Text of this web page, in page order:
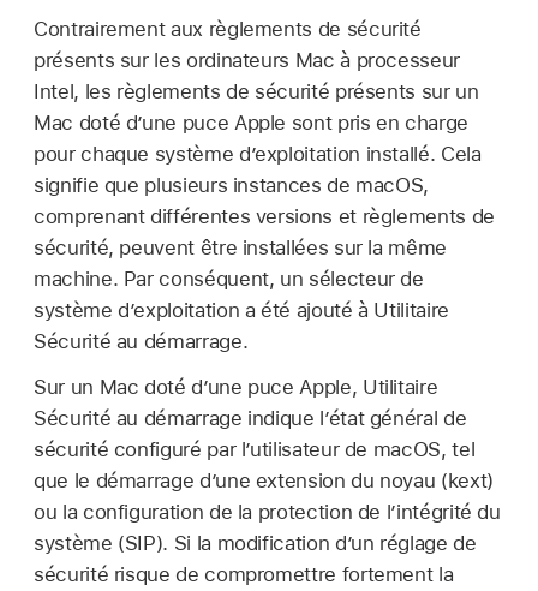
Contrairement aux règlements de sécurité
présents sur les ordinateurs Mac à processeur
Intel, les règlements de sécurité présents sur un
Mac doté d’une puce Apple sont pris en charge
pour chaque système d’exploitation installé. Cela
signifie que plusieurs instances de macOS,
comprenant différentes versions et règlements de
sécurité, peuvent être installées sur la même
machine. Par conséquent, un sélecteur de
système d’exploitation a été ajouté à Utilitaire
Sécurité au démarrage.
Sur un Mac doté d’une puce Apple, Utilitaire
Sécurité au démarrage indique l’état général de
sécurité configuré par l’utilisateur de macOS, tel
que le démarrage d’une extension du noyau (kext)
ou la configuration de la protection de l’intégrité du
système (SIP). Si la modification d’un réglage de
sécurité risque de compromettre fortement la